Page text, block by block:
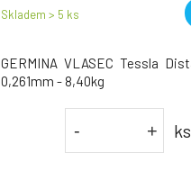
Skladem > 5 ks
GERMINA VLASEC Tessla
0,261mm - 8,40kg
- + ks